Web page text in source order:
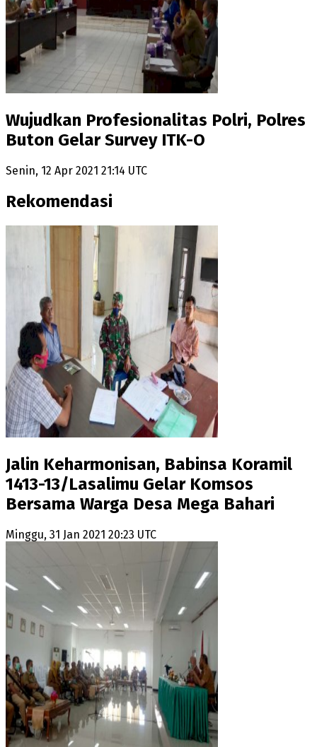
Wujudkan Profesionalitas Polri, Polres
Buton Gelar Survey ITK-O
Senin, 12 Apr 2021 21:14 UTC
Rekomendasi
Jalin Keharmonisan, Babinsa Koramil
1413-13/Lasalimu Gelar Komsos
Bersama Warga Desa Mega Bahari
Minggu, 31 Jan 2021 20:23 UTC